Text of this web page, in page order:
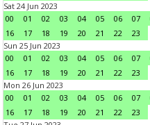
Sat 24 Jun 2023
00
01 02 03 04 05 06 07
16
17 18 19 20 21 22
23
Sun 25 Jun 2023
00
01 02 03 04 05 06 07
16
17 18 19 20 21 22
23
Mon 26 Jun 2023
00
01 02 03 04 05 06 07
16
17 18 19 20 21 22
23